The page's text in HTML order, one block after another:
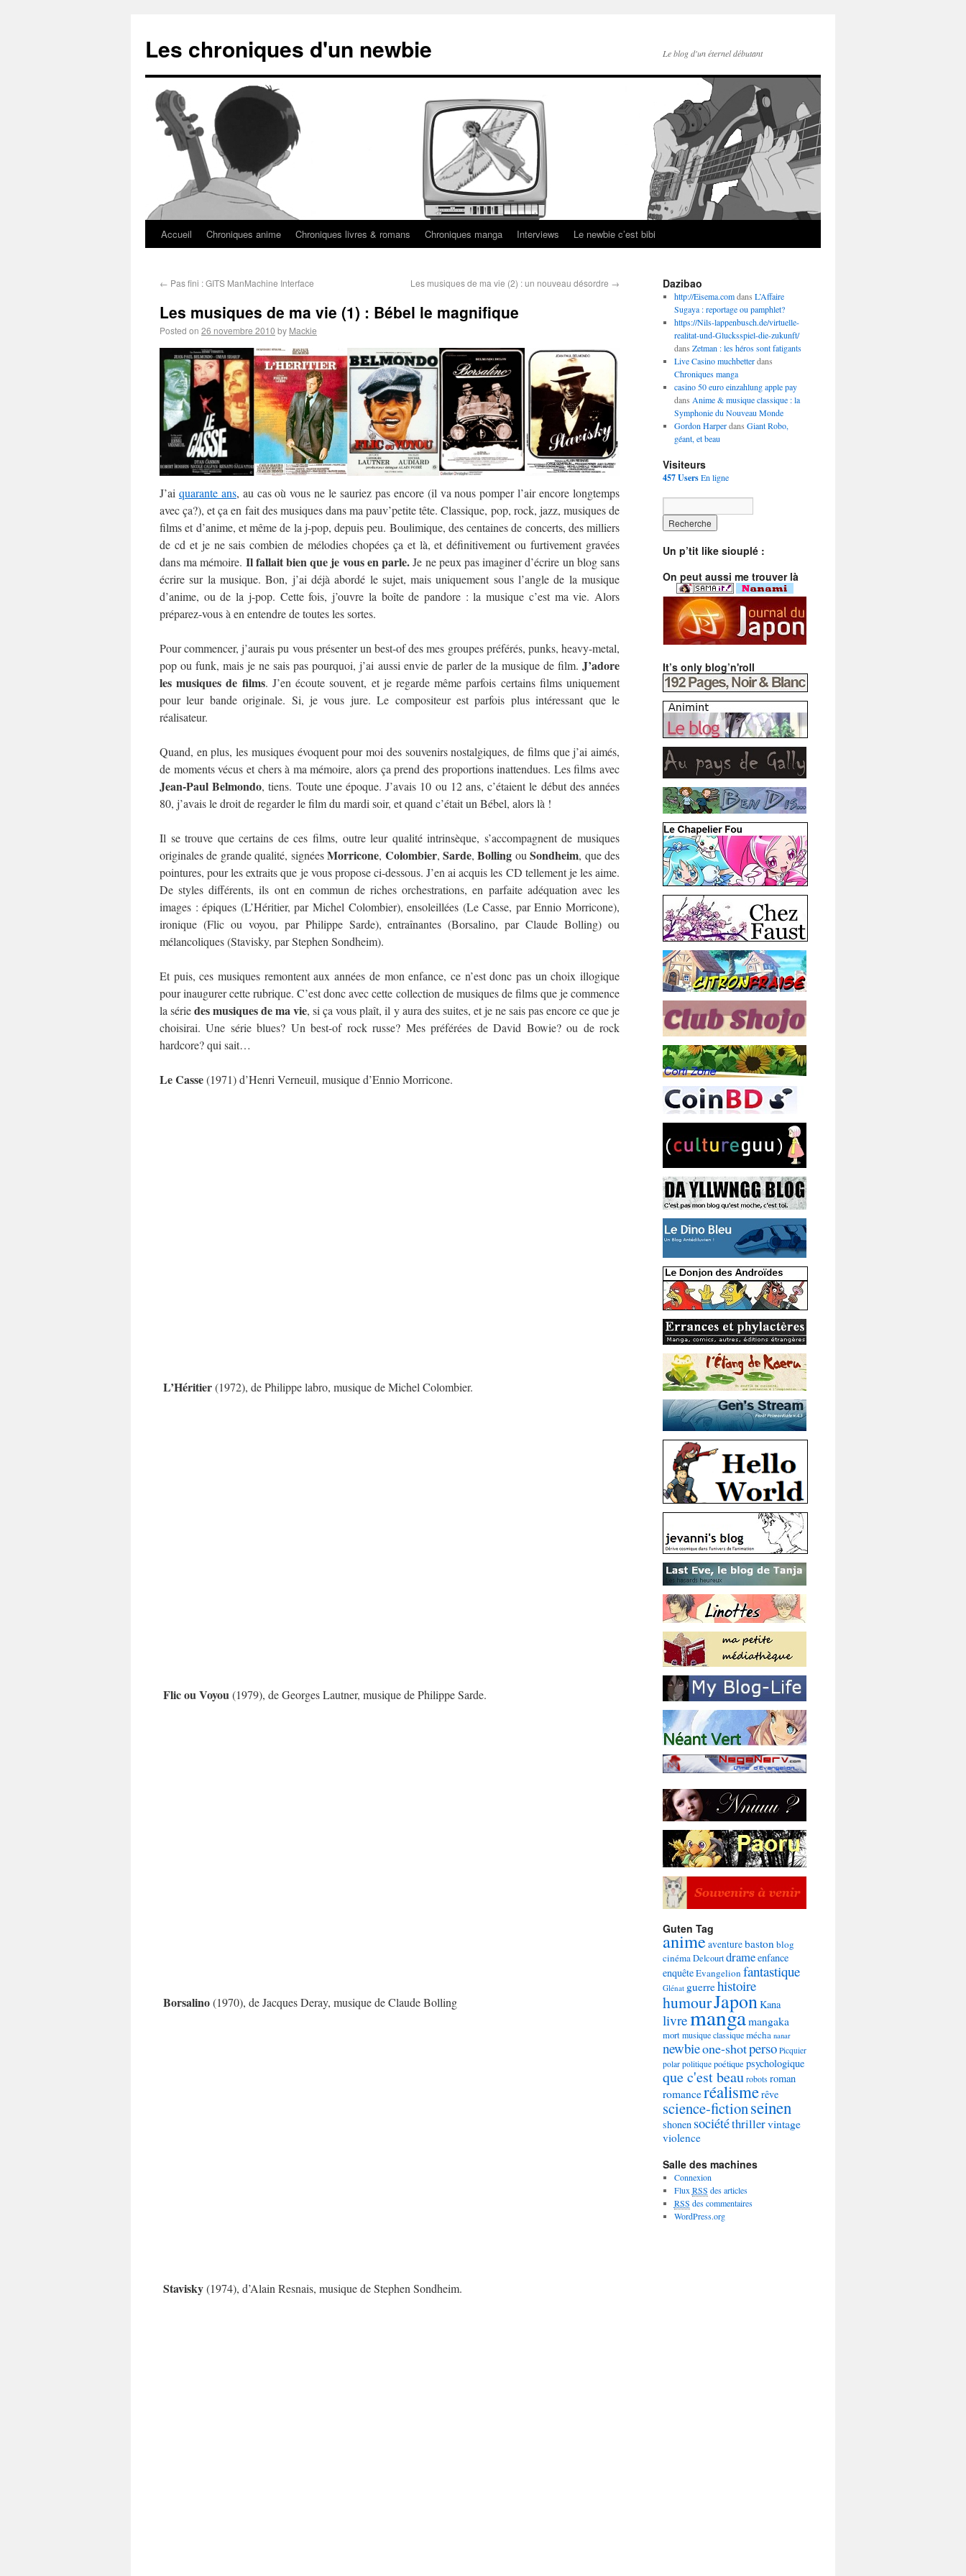
Les chroniques d'un newbie Le blog d'un éternel débutant
Accueil Chroniques anime Chroniques livres & romans Chroniques manga Interviews Le newbie c’est bibi
← Pas fini : GITS ManMachine Interface Les musiques de ma vie (2) : un nouveau désordre →
Les musiques de ma vie (1) : Bébel le magnifique
Posted on 26 novembre 2010 by Mackie
J’ai quarante ans, au cas où vous ne le sauriez pas encore (il va nous pomper l’air encore longtemps
avec ça?), et ça en fait des musiques dans ma pauv’petite tête. Classique, pop, rock, jazz, musiques de
films et d’anime, et même de la j-pop, depuis peu. Boulimique, des centaines de concerts, des milliers
de cd et je ne sais combien de mélodies chopées ça et là, et définitivement ou furtivement gravées
dans ma mémoire. Il fallait bien que je vous en parle.Je ne peux pas imaginer d’écrire un blog sans
écrire sur la musique. Bon, j’ai déjà abordé le sujet, mais uniquement sous l’angle de la musique
d’anime, ou de la j-pop. Cette fois, j’ouvre la boîte de pandore : la musique c’est ma vie. Alors
préparez-vous à en entendre de toutes les sortes.
Pour commencer, j’aurais pu vous présenter un best-of des mes groupes préférés, punks, heavy-metal,
pop ou funk, mais je ne sais pas pourquoi, j’ai aussi envie de parler de la musique de film. J’adore
les musiques de films. J’en écoute souvent, et je regarde même parfois certains films uniquement
pour leur bande originale. Si, je vous jure. Le compositeur est parfois plus intéressant que le
réalisateur.
Quand, en plus, les musiques évoquent pour moi des souvenirs nostalgiques, de films que j’ai aimés,
de moments vécus et chers à ma mémoire, alors ça prend des proportions inattendues. Les films avec
Jean-Paul Belmondo, tiens. Toute une époque. J’avais 10 ou 12 ans, c’étaient le début des années
80, j’avais le droit de regarder le film du mardi soir, et quand c’était un Bébel, alors là !
Il se trouve que certains de ces films, outre leur qualité intrinsèque, s’accompagnent de musiques
originales de grande qualité, signéesMorricone, Colombier, Sarde,Bolling ouSondheim, que des
pointures, pour les extraits que je vous propose ci-dessous. J’en ai acquis les CD tellement je les aime.
De styles différents, ils ont en commun de riches orchestrations, en parfaite adéquation avec les
images : épiques (L’Héritier, par Michel Colombier), ensoleillées (Le Casse, par Ennio Morricone),
ironique (Flic ou voyou, par Philippe Sarde), entraînantes (Borsalino, par Claude Bolling) ou
mélancoliques (Stavisky, par Stephen Sondheim).
Et puis, ces musiques remontent aux années de mon enfance, ce n’est donc pas un choix illogique
pour inaugurer cette rubrique. C’est donc avec cette collection de musiques de films que je commence
la sériedes musiques de ma vie, si ça vous plaît, il y aura des suites, et je ne sais pas encore ce que je
choisirai. Une série blues? Un best-of rock russe? Mes préférées de David Bowie? ou de rock
hardcore? qui sait…
Le Casse(1971) d’Henri Verneuil, musique d’Ennio Morricone.
L’Héritier(1972), de Philippe labro, musique de Michel Colombier.
Flic ou Voyou(1979), de Georges Lautner, musique de Philippe Sarde.
Borsalino(1970), de Jacques Deray, musique de Claude Bolling
Stavisky(1974), d’Alain Resnais, musique de Stephen Sondheim.
Dazibao
http://Eisema.comdans L’Affaire
Sugaya : reportage ou pamphlet?
https://Nils-lappenbusch.de/virtuelle-
realitat-und-Glucksspiel-die-zukunft/
dans Zetman : les héros sont fatigants
Live Casino muchbetterdans
Chroniques manga
casino 50 euro einzahlung apple pay
dans Anime & musique classique : la
Symphonie du Nouveau Monde
Gordon Harperdans Giant Robo,
géant, et beau
Visiteurs
457 UsersEn ligne
Un p’tit like siouplé :
On peut aussi me trouver là
It’s only blog’n'roll
Guten Tag
animeaventurebaston blog
cinémaDelcourtdrameenfance
enquêteEvangelion fantastique
Glénat guerrehistoire
humourJapon Kana
livremangamangaka
mortmusique classiquemécha nanar
newbieone-shotperso Picquier
polar politique poétique psychologique
que c'est beaurobotsroman
romanceréalismerêve
science-fictionseinen
shonen sociététhrillervintage
violence
Salle des machines
Connexion
Flux RSS des articles
RSS des commentaires
WordPress.org